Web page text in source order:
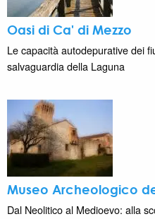
Oasi di Ca' di Mezzo
Le capacità autodepurative dei
salvaguardia della Laguna
Museo Archeologico
Dal Neolitico al Medioevo: alla